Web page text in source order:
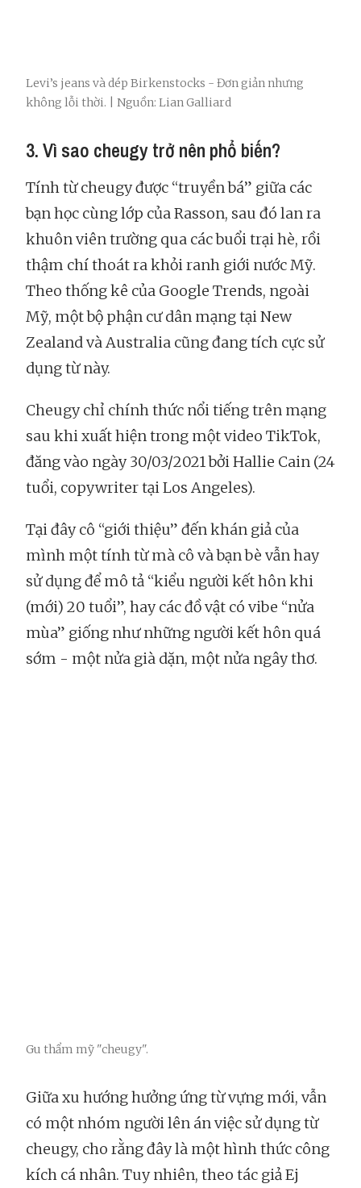
Levi’s jeans và dép Birkenstocks - Đơn giản nhưng
không lỗi thời. | Nguồn: Lian Galliard
3. Vì sao cheugy trở nên phổ biến?
Tính từ cheugy được “truyền bá” giữa các
bạn học cùng lớp của Rasson, sau đó lan ra
khuôn viên trường qua các buổi trại hè, rồi
thậm chí thoát ra khỏi ranh giới nước Mỹ.
Theo thống kê của Google Trends, ngoài
Mỹ, một bộ phận cư dân mạng tại New
Zealand và Australia cũng đang tích cực sử
dụng từ này.
Cheugy chỉ chính thức nổi tiếng trên mạng
sau khi xuất hiện trong một video TikTok,
đăng vào ngày 30/03/2021 bởi Hallie Cain (24
tuổi, copywriter tại Los Angeles).
Tại đây cô “giới thiệu” đến khán giả của
mình một tính từ mà cô và bạn bè vẫn hay
sử dụng để mô tả “kiểu người kết hôn khi
(mới) 20 tuổi”, hay các đồ vật có vibe “nửa
mùa” giống như những người kết hôn quá
sớm - một nửa già dặn, một nửa ngây thơ.
Gu thẩm mỹ "cheugy".
Giữa xu hướng hưởng ứng từ vựng mới, vẫn
có một nhóm người lên án việc sử dụng từ
cheugy, cho rằng đây là một hình thức công
kích cá nhân. Tuy nhiên, theo tác giả Ej